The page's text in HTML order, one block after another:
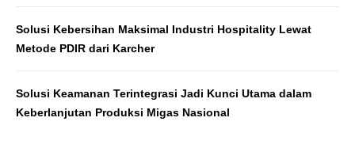
Solusi Kebersihan Maksimal Industri Hospitality Lewat
Metode PDIR dari Karcher
Solusi Keamanan Terintegrasi Jadi Kunci Utama dalam
Keberlanjutan Produksi Migas Nasional